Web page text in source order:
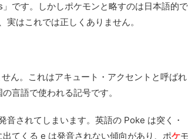
です。しかしポケモンと略すのは日本語的で
はこれでは正しくありません。
ん。これはアキュート・アクセントと呼ばれ
言語で使われる記号です。
されてしまいます。英語の Poke は突く・
てくる e は発音されない傾向があり、ポケモ